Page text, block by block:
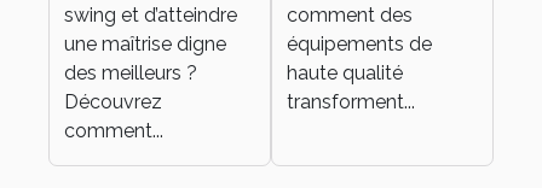
swing et d’atteindre
une maîtrise digne
des meilleurs ?
Découvrez
comment...
comment des
équipements de
haute qualité
transforment...